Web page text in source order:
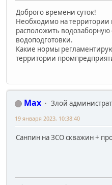
Доброго времени суток!
Необходимо на территории
расположить
водоподготовки.
Какие нормы
территории
Max
Злой
19 января 2023, 10:38:40
Санпин на ЗСО скважин +